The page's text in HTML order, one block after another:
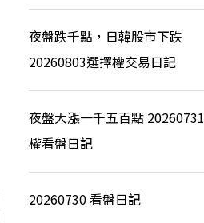
夜盤跌千點，日韓股市下跌
20260803選擇權交易日記
夜盤大漲一千五百點
權看盤日記
20260730 看盤日記